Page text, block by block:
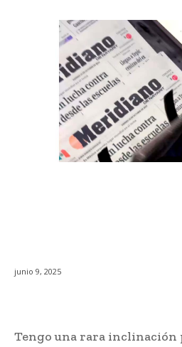
junio 9, 2025
Tengo una rara inclinación